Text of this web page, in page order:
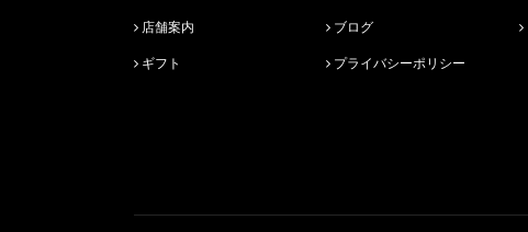
店舗案内
ギフト
ブログ
プライバシーポリシー